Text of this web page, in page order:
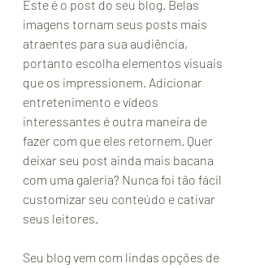
Este é o post do seu blog. Belas
imagens tornam seus posts mais
atraentes para sua audiência,
portanto escolha elementos visuais
que os impressionem. Adicionar
entretenimento e vídeos
interessantes é outra maneira de
fazer com que eles retornem. Quer
deixar seu post ainda mais bacana
com uma galeria? Nunca foi tão fácil
customizar seu conteúdo e cativar
seus leitores.
Seu blog vem com lindas opções de